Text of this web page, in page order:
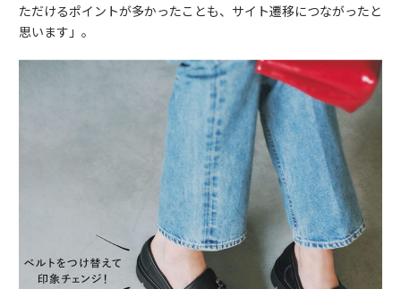
ただけるポイントが多かったことも、サイト遷移につながったと
思います」。